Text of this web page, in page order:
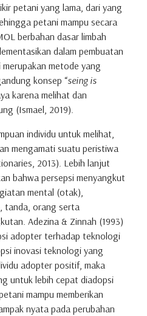
petani yang lama, dari yang
petani mampu secara
berbahan dasar limbah
dalam pembuatan
metode yang
konsep “seing is
karena melihat dan
(Ismael, 2019).
individu untuk melihat,
mengamati suatu peristiwa
2013). Lebih lanjut
bahwa persepsi menyangkut
mental (otak),
tanda, orang serta
Adezina & Zinnah (1993)
adopter terhadap teknologi
inovasi teknologi yang
adopter positif, maka
untuk lebih cepat diadopsi
mampu memberikan
nyata pada perubahan